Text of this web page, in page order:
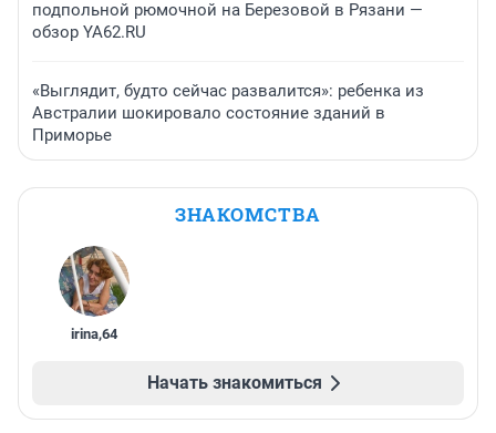
подпольной рюмочной на Березовой в Рязани —
обзор YA62.RU
«Выглядит, будто сейчас развалится»: ребенка из
Австралии шокировало состояние зданий в
Приморье
ЗНАКОМСТВА
irina,64
Начать знакомиться